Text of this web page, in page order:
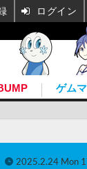
ゲム
2025.2.24 Mon
ログイン